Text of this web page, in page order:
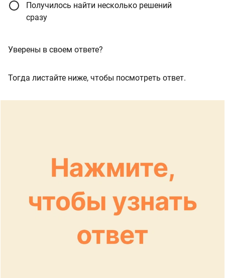
Получилось найти несколько решений
сразу
Уверены в своем ответе?
Тогда листайте ниже, чтобы посмотреть ответ.